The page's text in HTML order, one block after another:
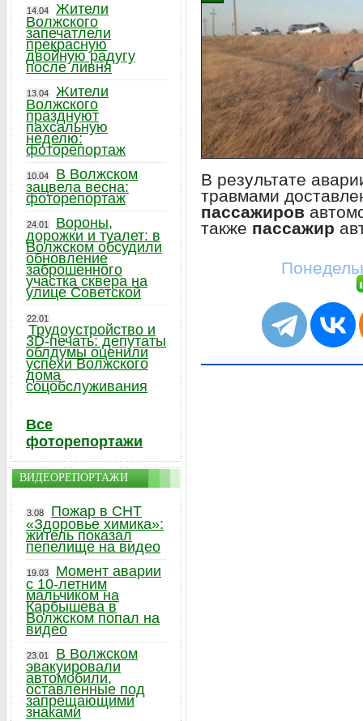
В результате
травмами
пассажиров
также пассажир
14.04
Жители
Волжского
запечатлели
прекрасную
двойную радугу
после ливня
13.04
Жители
Волжского
празднуют
пахсальную
неделю:
фоторепортаж
10.04
В Волжском
зацвела весна:
фоторепортаж
24.01
Вороны,
дорожки и туалет: в
Волжском обсудили
обновление
заброшенного
участка сквера на
улице Советской
22.01
Трудоустройство и
3D-печать: депутаты
облдумы оценили
успехи Волжского
дома
соцобслуживания
Все
фоторепортажи
ВИДЕОРЕПОРТАЖИ
3.08
Пожар в СНТ
«Здоровье химика»:
житель показал
пепелище на видео
19.03
Момент аварии
с 10-летним
мальчиком на
Карбышева в
Волжском попал на
видео
23.01
В Волжском
эвакуировали
автомобили,
оставленные под
запрещающими
знаками